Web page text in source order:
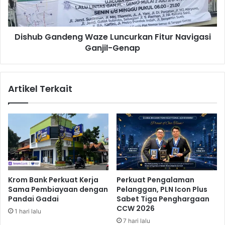
a
h
a
w
F
l
k
o
m
U
n
i
v
e
G
a
n
a
u
n
c
u
k
a
F
Dishub Gandeng Waze Luncurkan Fitur Navigasi
Ganjil-Genap
Artikel Terkait
Krom Bank Perkuat Kerja
Sama Pembiayaan dengan
Pandai Gadai
1 hari lalu
Perkuat Pengalaman
Pelanggan, PLN Icon Plus
Sabet Tiga Penghargaan
CCW 2026
7 hari lalu